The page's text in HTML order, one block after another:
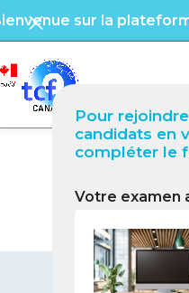
Pour
candidats en
compléter le
Votre examen
sur la
TCF